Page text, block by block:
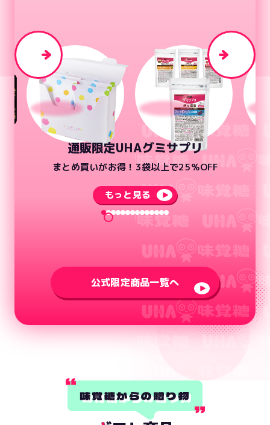
通販限定UHAグミサプリ
まとめ買いがお得！3袋以上で25％OFF
もっと見る
もっと見る
もっと見る
もっと見る
もっと見る
もっと見る
もっと見る
もっと見る
もっと見る
もっと見る
もっと見る
もっと見る
もっと見る
もっと見る
公式限定商品一覧へ
味覚糖からの贈り物